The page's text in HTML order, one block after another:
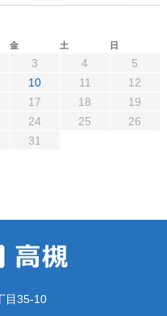
金 土 日
3 4
5
10 11
12
17 18
19
24 25
26
31
目35-10